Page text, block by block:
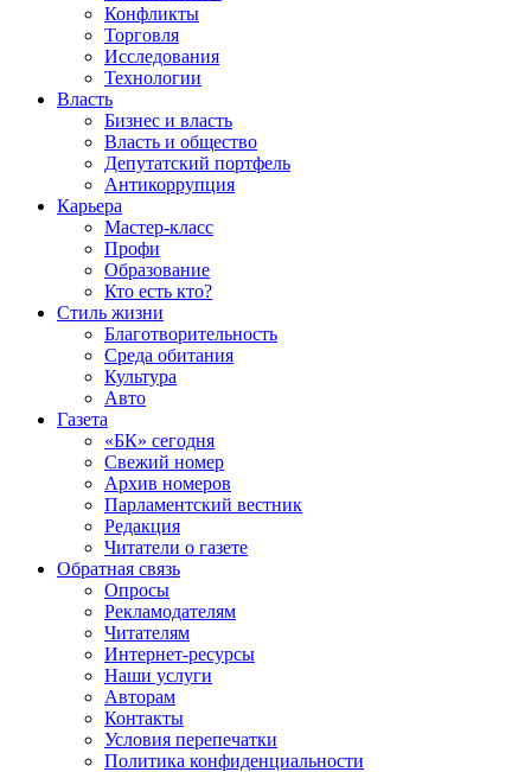
Конфликты
Торговля
Исследования
Технологии
Власть
Бизнес и власть
Власть и общество
Депутатский портфель
Антикоррупция
Карьера
Мастер-класс
Профи
Образование
Кто есть кто?
Стиль жизни
Благотворительность
Среда обитания
Культура
Авто
Газета
«БК» сегодня
Свежий номер
Архив номеров
Парламентский вестник
Редакция
Читатели о газете
Обратная связь
Опросы
Рекламодателям
Читателям
Интернет-ресурсы
Наши услуги
Авторам
Контакты
Условия перепечатки
Политика конфиденциальности